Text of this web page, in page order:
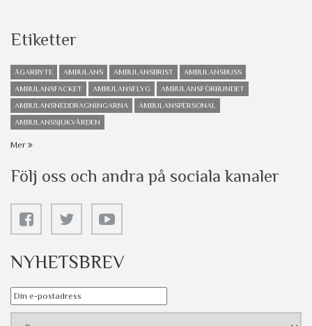
Etiketter
ÄGARBYTE AMBULANS AMBULANSBRIST
AMBULANSBUSS
AMBULANSFACKET
AMBULANSFLYG
AMBULANSFÖRBUNDET
AMBULANSNEDDRAGNINGARNA
AMBULANSPERSONAL
AMBULANSSJUKVÅRDEN
Mer
Följ oss och andra på sociala kanaler
NYHETSBREV